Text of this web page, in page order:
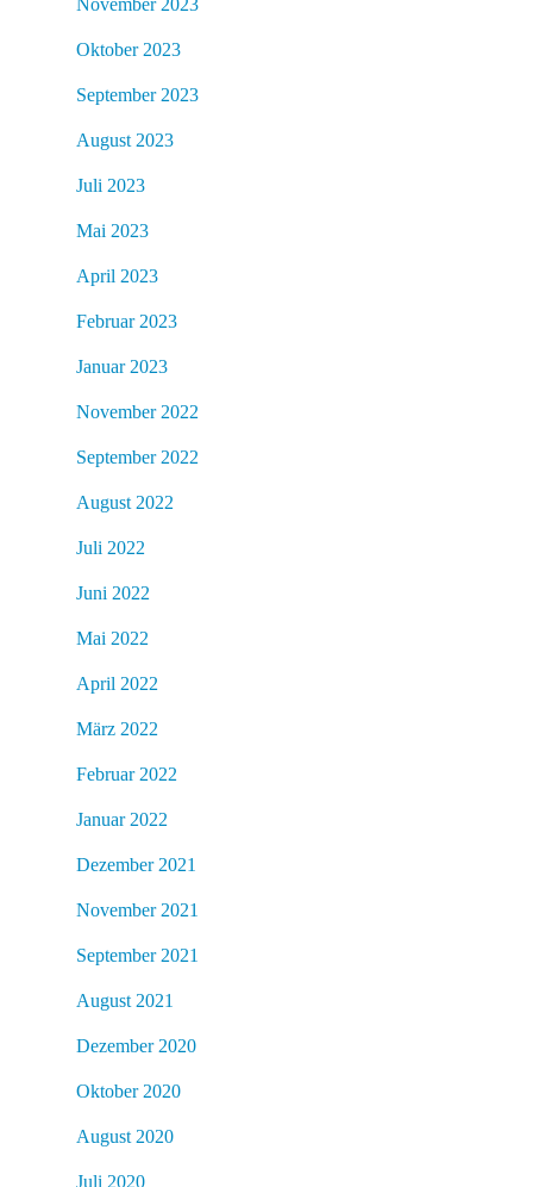
November 2023
Oktober 2023
September 2023
August 2023
Juli 2023
Mai 2023
April 2023
Februar 2023
Januar 2023
November 2022
September 2022
August 2022
Juli 2022
Juni 2022
Mai 2022
April 2022
März 2022
Februar 2022
Januar 2022
Dezember 2021
November 2021
September 2021
August 2021
Dezember 2020
Oktober 2020
August 2020
Juli 2020